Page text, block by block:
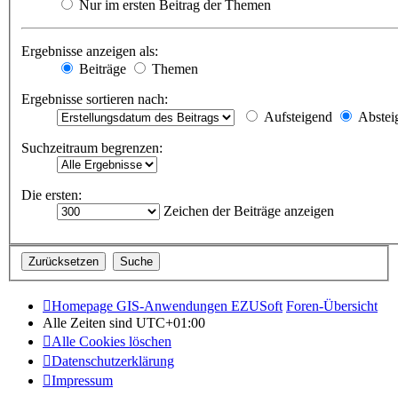
Nur im ersten Beitrag der Themen
Ergebnisse anzeigen als:
Beiträge
Themen
Ergebnisse sortieren nach:
Aufsteigend
Suchzeitraum begrenzen:
Die ersten:
Zeichen der Beiträge anzeigen
Homepage GIS-Anwendungen EZUSoft Foren-Übersicht
Alle Zeiten sind UTC+01:00
Alle Cookies löschen
Datenschutzerklärung
Impressum